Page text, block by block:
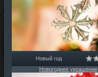
Новый год
Новогоднее украшение